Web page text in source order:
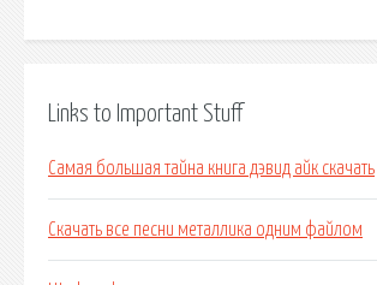
Links to Important Stuff
Самая большая тайна книга дэвид айк скачать
Скачать все песни металлика одним файлом